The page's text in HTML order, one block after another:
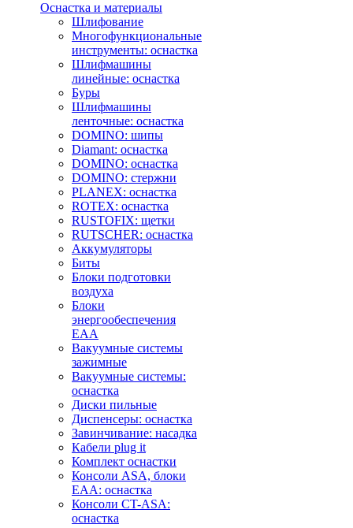
Оснастка и материалы
Шлифование
Многофункциональные
инструменты: оснастка
Шлифмашины
линейные: оснастка
Буры
Шлифмашины
ленточные: оснастка
DOMINO: шипы
Diamant: оснастка
DOMINO: оснастка
DOMINO: стержни
PLANEX: оснастка
ROTEX: оснастка
RUSTOFIX: щетки
RUTSCHER: оснастка
Аккумуляторы
Биты
Блоки подготовки
воздуха
Блоки
энергообеспечения
EAA
Вакуумные системы
зажимные
Вакуумные системы:
оснастка
Диски пильные
Диспенсеры: оснастка
Завинчивание: насадка
Кабели plug it
Комплект оснастки
Консоли ASA, блоки
EAA: оснастка
Консоли CT-ASA:
оснастка